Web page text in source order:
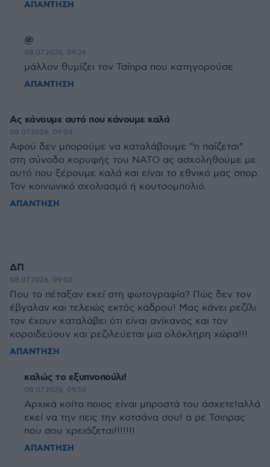
ΑΠΑΝΤΗΣΗ
@
08.07.2026, 09:26
μάλλον θυμίζει τον Τσίπρα που κατηγορούσε
ΑΠΑΝΤΗΣΗ
Ας κάνουμε αυτό που κάνουμε καλά
08.07.2026, 09:04
Αφού δεν μπορούμε να καταλάβουμε "τι παίζεται"
στη σύνοδο κορυφής του ΝΑΤΟ ας ασχοληθούμε με
αυτό που ξέρουμε καλά και είναι το εθνικό μας σπορ.
Τον κοινωνικό σχολιασμό ή κουτσομπολιό.
ΑΠΑΝΤΗΣΗ
ΔΠ
08.07.2026, 09:02
Που το πέταξαν εκεί στη φωτογραφία? Πώς δεν τον
έβγαλαν και τελειώς εκτός κάδρου! Μας κάνει ρεζίλι
τον έχουν καταλάβει ότι είναι ανίκανος και τον
κοροιδεύουν και ρεζιλεύεται μια ολόκληρη χώρα!!!
ΑΠΑΝΤΗΣΗ
καλώς το εξυπνοπούλι!
08.07.2026, 09:50
Αρχικά κοίτα ποιος είναι μπροστά του άσχετε!αλλά
εκεί να την πεις την κοτσάνα σου! α ρε Τσιπρας
που σου χρειάζεται!!!!!!!
ΑΠΑΝΤΗΣΗ